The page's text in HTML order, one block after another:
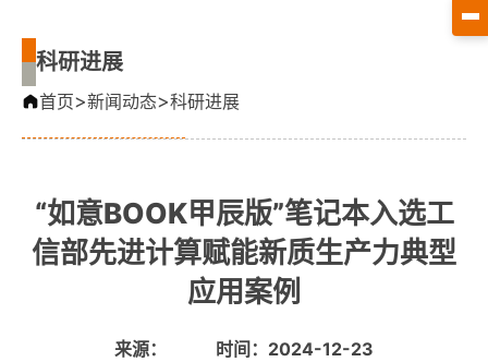
科研进展
首页>新闻动态>科研进展
“如意BOOK甲辰版”笔记本入选工
信部先进计算赋能新质生产力典型
应用案例
来源： 时间：2024-12-23